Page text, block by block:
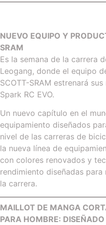
NUEVO EQUIPO Y
SRAM
Es la semana de la carrera
Leogang, donde el equipo
SCOTT-SRAM estrenará
Spark RC EVO.
Un nuevo capítulo en el
equipamiento diseñados
nivel de las carreras de
la nueva línea de
con colores renovados y
rendimiento diseñadas
la carrera.
MAILLOT DE MANGA
PARA HOMBRE: